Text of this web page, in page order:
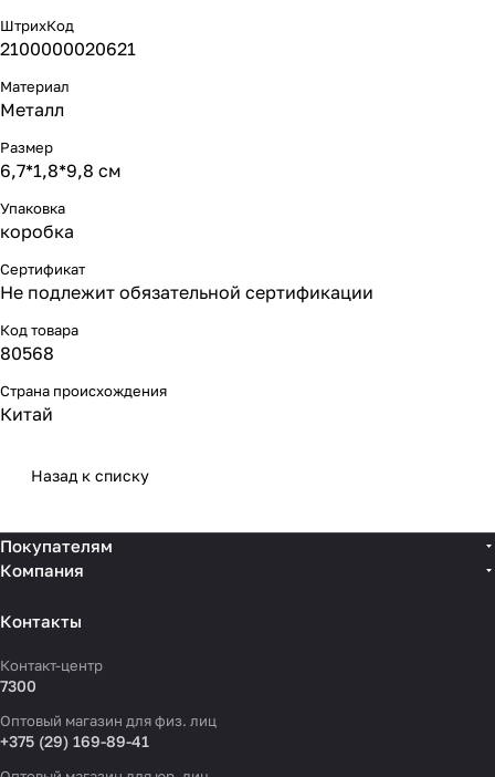
ШтрихКод
2100000020621
Материал
Металл
Размер
6,7*1,8*9,8 см
Упаковка
коробка
Сертификат
Не подлежит обязательной сертификации
Код товара
80568
Страна происхождения
Китай
Назад к списку
Покупателям
Компания
Контакты
Контакт-центр
7300
Оптовый магазин для физ. лиц
+375 (29) 169-89-41